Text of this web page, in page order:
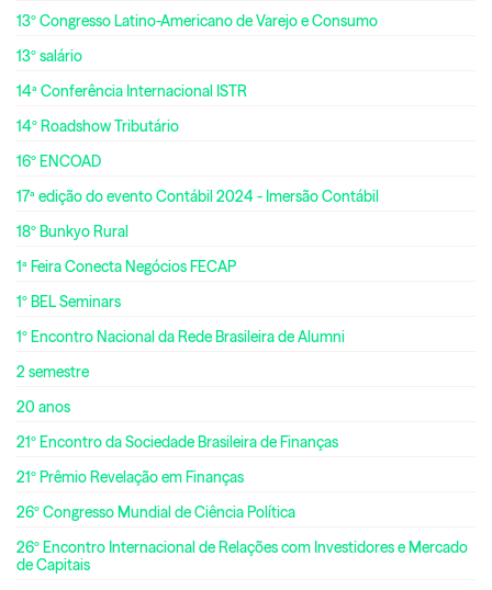
13º Congresso Latino-Americano de Varejo e Consumo
13º salário
14ª Conferência Internacional ISTR
14º Roadshow Tributário
16º ENCOAD
17ª edição do evento Contábil 2024 - Imersão Contábil
18º Bunkyo Rural
1ª Feira Conecta Negócios FECAP
1º BEL Seminars
1º Encontro Nacional da Rede Brasileira de Alumni
2 semestre
20 anos
21º Encontro da Sociedade Brasileira de Finanças
21º Prêmio Revelação em Finanças
26º Congresso Mundial de Ciência Política
26º Encontro Internacional de Relações com Investidores e Mercado
de Capitais